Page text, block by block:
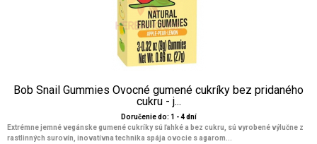
Bob Snail Gummies Ovocné gumené cukríky bez pridaného
cukru - j...
Doručenie do: 1 - 4 dní
Extrémne jemné vegánske gumené cukríky sú ľahké a bez cukru, sú vyrobené výlučne z
rastlinných surovín, inovatívna technika spája ovocie s agarom...